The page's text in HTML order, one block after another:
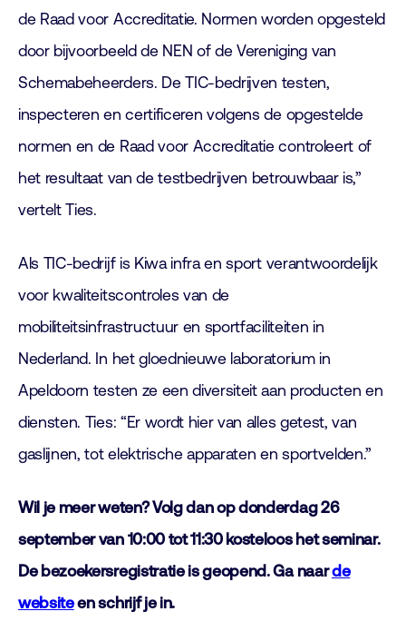
de Raad voor Accreditatie. Normen worden opgesteld
door bijvoorbeeld de NEN of de Vereniging van
Schemabeheerders. De TIC-bedrijven testen,
inspecteren en certificeren volgens de opgestelde
normen en de Raad voor Accreditatie controleert of
het resultaat van de testbedrijven betrouwbaar is,”
vertelt Ties.
Als TIC-bedrijf is Kiwa infra en sport verantwoordelijk
voor kwaliteitscontroles van de
mobiliteitsinfrastructuur en sportfaciliteiten in
Nederland. In het gloednieuwe laboratorium in
Apeldoorn testen ze een diversiteit aan producten en
diensten. Ties: “Er wordt hier van alles getest, van
gaslijnen, tot elektrische apparaten en sportvelden.”
Wil je meer weten? Volg dan op donderdag 26
september van 10:00 tot 11:30 kosteloos het seminar.
De bezoekersregistratie is geopend. Ga naarde
websiteen schrijf je in.